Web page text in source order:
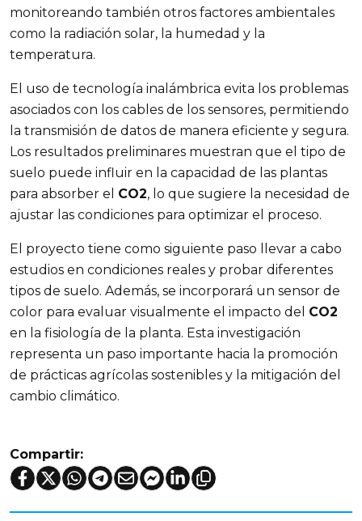
monitoreando también otros factores ambientales
como la radiación solar, la humedad y la
temperatura.
El uso de tecnología inalámbrica evita los problemas
asociados con los cables de los sensores, permitiendo
la transmisión de datos de manera eficiente y segura.
Los resultados preliminares muestran que el tipo de
suelo puede influir en la capacidad de las plantas
para absorber el CO2, lo que sugiere la necesidad de
ajustar las condiciones para optimizar el proceso.
El proyecto tiene como siguiente paso llevar a cabo
estudios en condiciones reales y probar diferentes
tipos de suelo. Además, se incorporará un sensor de
color para evaluar visualmente el impacto del CO2
en la fisiología de la planta. Esta investigación
representa un paso importante hacia la promoción
de prácticas agrícolas sostenibles y la mitigación del
cambio climático.
Compartir: